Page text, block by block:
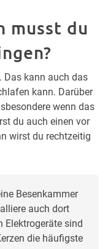
musst du
Das kann auch das
kann. Darüber
wenn das
du auch einen vor
wirst du rechtzeitig
Besenkammer
auch dort
Elektrogeräte sind
die häufigste